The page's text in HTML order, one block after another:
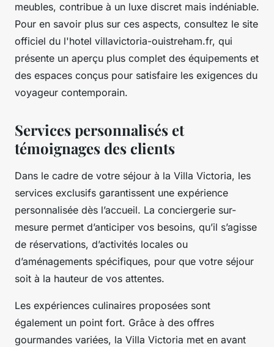
meubles, contribue à un luxe discret mais indéniable.
Pour en savoir plus sur ces aspects, consultez le site
officiel du l'hotel villavictoria-ouistreham.fr, qui
présente un aperçu plus complet des équipements et
des espaces conçus pour satisfaire les exigences du
voyageur contemporain.
Services personnalisés et
témoignages des clients
Dans le cadre de votre séjour à la Villa Victoria, les
services exclusifs garantissent une expérience
personnalisée dès l’accueil. La conciergerie sur-
mesure permet d’anticiper vos besoins, qu’il s’agisse
de réservations, d’activités locales ou
d’aménagements spécifiques, pour que votre séjour
soit à la hauteur de vos attentes.
Les expériences culinaires proposées sont
également un point fort. Grâce à des offres
gourmandes variées, la Villa Victoria met en avant